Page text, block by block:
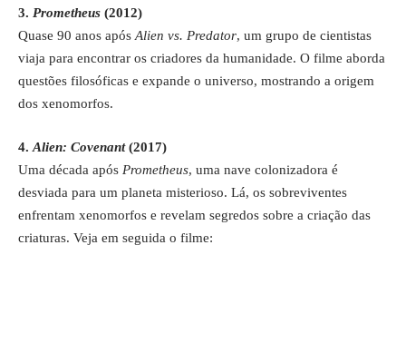
3. Prometheus (2012)
Quase 90 anos após Alien vs. Predator, um grupo de cientistas
viaja para encontrar os criadores da humanidade. O filme aborda
questões filosóficas e expande o universo, mostrando a origem
dos xenomorfos.
4. Alien: Covenant(2017)
Uma década após Prometheus, uma nave colonizadora é
desviada para um planeta misterioso. Lá, os sobreviventes
enfrentam xenomorfos e revelam segredos sobre a criação das
criaturas. Veja em seguida o filme: